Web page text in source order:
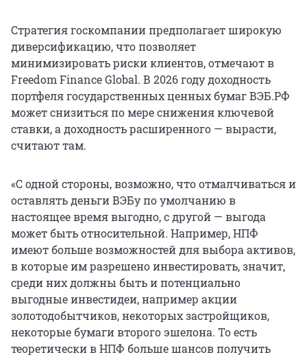
Стратегия госкомпании предполагает широкую
диверсификацию, что позволяет
минимизировать риски клиентов, отмечают в
Freedom Finance Global. В 2026 году доходность
портфеля государственных ценных бумаг ВЭБ.РФ
может снизиться по мере снижения ключевой
ставки, а доходность расширенного — вырасти,
считают там.
«С одной стороны, возможно, что отмалчиваться и
оставлять деньги ВЭБу по умолчанию в
настоящее время выгодно, с другой — выгода
может быть относительной. Например, НПФ
имеют больше возможностей для выбора активов,
в которые им разрешено инвестировать, значит,
среди них должны быть и потенциально
выгодные инвестидеи, например акции
золотодобытчиков, некоторых застройщиков,
некоторые бумаги второго эшелона. То есть
теоретически в НПФ больше шансов получить